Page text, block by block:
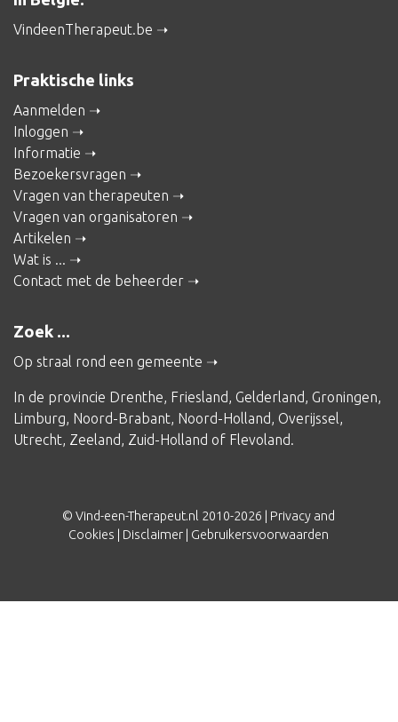
VindeenTherapeut.be
Praktische links
Aanmelden
Inloggen
Informatie
Bezoekersvragen
Vragen van therapeuten
Vragen van organisatoren
Artikelen
Wat is ...
Contact met de beheerder
Zoek ...
Op straal rond een gemeente
In de provincie Drenthe, Friesland, Gelderland, Groningen,
Limburg, Noord-Brabant, Noord-Holland, Overijssel,
Utrecht, Zeeland, Zuid-Holland of Flevoland.
© Vind-een-Therapeut.nl 2010-2026 | Privacy and
Cookies
Disclaimer Gebruikersvoorwaarden